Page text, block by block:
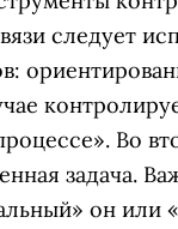
следует
Во
задача.
он или